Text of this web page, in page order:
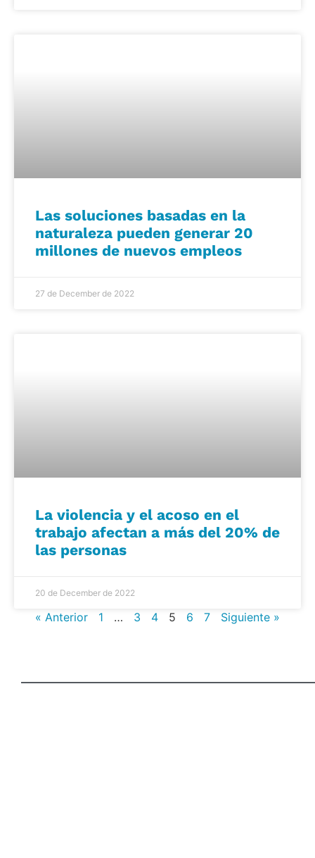
Las soluciones basadas en la
naturaleza pueden generar 20
millones de nuevos empleos
27 de December de 2022
La violencia y el acoso en el
trabajo afectan a más del 20% de
las personas
20 de December de 2022
« Anterior 1 … 3 4 5 6 7 Siguiente »